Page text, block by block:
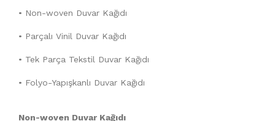
• Non-woven Duvar Kağıdı
• Parçalı Vinil Duvar Kağıdı
• Tek Parça Tekstil Duvar Kağıdı
• Folyo-Yapışkanlı Duvar Kağıdı
Non-woven Duvar Kağıdı